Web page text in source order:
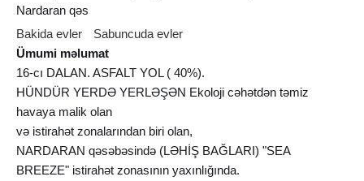
Nardaran qəs
Bakida evler
Sabuncuda evler
Ümumi məlumat
16-cı DALAN. ASFALT YOL ( 40%).
HÜNDÜR YERDƏ YERLƏŞƏN Ekoloji cəhətdən təmiz
havaya malik olan
və istirahət zonalarından biri olan,
NARDARAN qəsəbəsində (LƏHİŞ BAĞLARI) "SEA
BREEZE" istirahət zonasının yaxınlığında.